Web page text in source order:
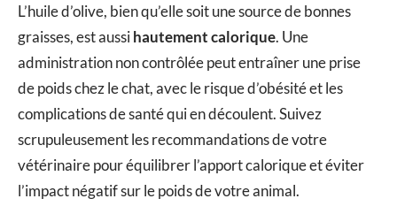
L’huile d’olive, bien qu’elle soit une source de bonnes
graisses, est aussihautement calorique. Une
administration non contrôlée peut entraîner une prise
de poids chez le chat, avec le risque d’obésité et les
complications de santé qui en découlent. Suivez
scrupuleusement les recommandations de votre
vétérinaire pour équilibrer l’apport calorique et éviter
l’impact négatif sur le poids de votre animal.